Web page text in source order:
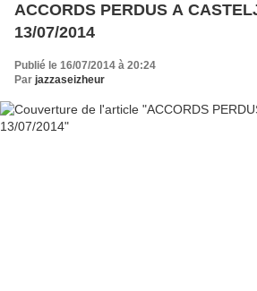
ACCORDS PERDUS A
13/07/2014
Publié le 16/07/2014 à 20:24
Par jazzaseizheur